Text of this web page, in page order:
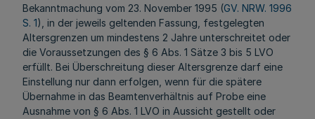
Bekanntmachung vom 23. November 1995 (GV. NRW. 1996
S. 1), in der jeweils geltenden Fassung, festgelegten
Altersgrenzen um mindestens 2 Jahre unterschreitet oder
die Voraussetzungen des § 6 Abs. 1 Sätze 3 bis 5 LVO
erfüllt. Bei Überschreitung dieser Altersgrenze darf eine
Einstellung nur dann erfolgen, wenn für die spätere
Übernahme in das Beamtenverhältnis auf Probe eine
Ausnahme von § 6 Abs. 1 LVO in Aussicht gestellt oder